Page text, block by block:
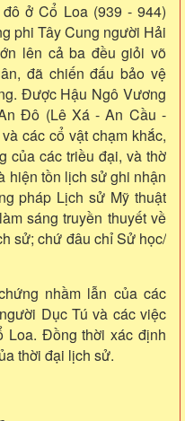
ở Cổ Loa (939 - 944)
phi Tây Cung người Hải
lên cả ba đều giỏi võ
đã chiến đấu bảo vệ
Được Hậu Ngô Vương
Đô (Lê Xá - An Cầu -
các cổ vật chạm khắc,
của các triều đại, và thờ
hiện tồn lịch sử ghi nhận
pháp Lịch sử Mỹ thuật
sáng truyền thuyết về
sử; chứ đâu chỉ Sử học/
nhầm lẫn của các
Dục Tú và các việc
Loa. Đồng thời xác định
thời đại lịch sử.